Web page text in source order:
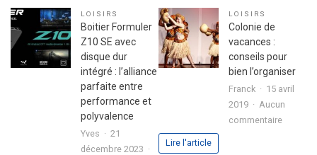
réussir
son
premier
investissement
immobilier
en
toute
LOISIRS
Boitier Formuler
Z10 SE avec
disque dur
intégré : l’alliance
parfaite entre
performance et
polyvalence
Yves
21
décembre 2023
LOISIRS
Colonie de
vacances :
conseils pour
bien l’organiser
Franck
15 avril
2019
Aucun
commentairesur
Lire l'article